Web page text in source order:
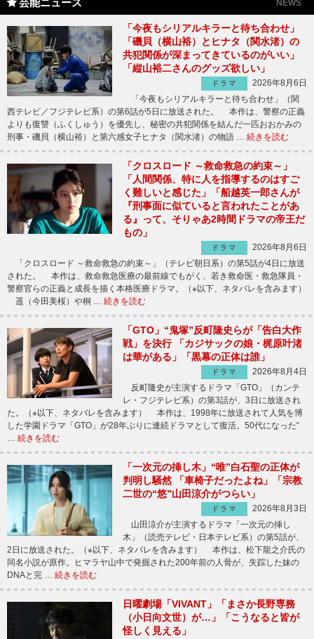
芸能ニュース NEWS
「今夜もシリアルキラーと待ち合わせ」
「磯貝（横山裕）とヒナタ（関水渚）の
共犯関係が深まってきているのがいい」
「縦山裕二さんのグッズ欲しい」
ドラマ
2026年8月6日
「今夜もシリアルキラーと待ち合わせ」（関
西テレビ／フジテレビ系）の第6話が5日に放送された。 本作は、警察の正義
よりも復讐（ふくしゅう）を優先し、秘密の共犯関係を結んだ一匹おおかみの
刑事・磯貝（横山裕）と第六感女子ヒナタ（関水渚）の物語 … 続きを読む
「クロスロード ～救命救急の約束～」
「人間関係、特に人を指導するのはすご
く難しいと感じた」「船越英一郎さんが
『刑事面に似ていると言われたことがあ
る』って、そりゃあ2時間ドラマの帝王だ
もの」
ドラマ
2026年8月6日
「クロスロード ～救命救急の約束～」（テレビ朝日系）の第5話が4日に放送
された。 本作は、救命救急医療の最前線でもがく、若き救命医・救急隊員・
警察官らの正義と成長を描く本格医療ドラマ。（※以下、ネタバレを含みます）
遥（今田美桜）や桐 … 続きを読む
「GTO」“鬼塚”反町隆史らが「告白大作
戦」を決行 「カジサックの娘・梶原叶渚
は華がある」「黒幕の正体は誰」
ドラマ
2026年8月4日
反町隆史が主演するドラマ「GTO」（カンテ
レ・フジテレビ系）の第3話が、3日に放送され
た。（※以下、ネタバレを含みます） 本作は、1998年に放送されて人気を博
した学園ドラマ「GTO」が28年ぶりに連続ドラマとして復活。50代になった“
続きを読む
「一次元の挿し木」“唯”白石聖の正体が
判明し騒然 「車椅子だったよね」「宗教
二世の“悠”山田涼介がつらい」
ドラマ
2026年8月3日
山田涼介が主演するドラマ「一次元の挿し
木」（読売テレビ・日本テレビ系）の第5話が、
2日に放送された。（※以下、ネタバレを含みます） 本作は、松下龍之介氏の
同名小説が原作。ヒマラヤ山中で発掘された200年前の人骨が、失踪した妹の
DNAと完 … 続きを読む
日曜劇場「VIVANT」「まさか長野専務
（小日向文世）が…」「こうなると皆が
怪しく見える」